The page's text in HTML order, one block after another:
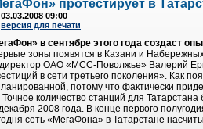
протестирует в
03.03.2008 09:00
версия для печати
в сентябре этого года создаст
зоны появятся в Казани и
ОАО «МСС-Поволжье» Валерий
в сети третьего поколения». Как
потому что фактически
Точное количество станций для
2008 года. В конце первого
сеть «МегаФона» в Татарстане